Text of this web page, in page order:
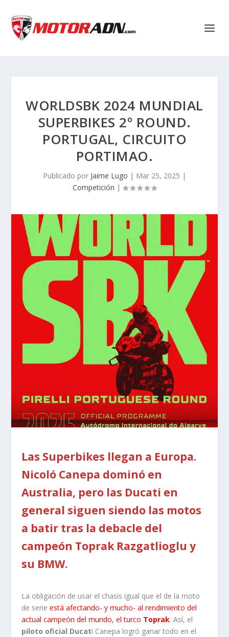
WORLDSBK 2024 MUNDIAL
SUPERBIKES 2º ROUND.
PORTUGAL, CIRCUITO
PORTIMAO.
Publicado por Jaime Lugo | Mar 25, 2025 |
Competición |
Las Superbikes llegan a Europa.
Nicoló Canepa dominó en
Australia, pero las Ducati en
general siguen siendo las motos
a batir tras la debacle del
campeón Toprak Razgatlioglu y
su BMW.
La obligación de usar el chasis igual que el de la moto
de serieestá afectando- y mucho- al rendimiento del
actual campeón del mundo, el turco Toprak. Así, el
piloto oficial Ducati Canepa logró ganar todo en el